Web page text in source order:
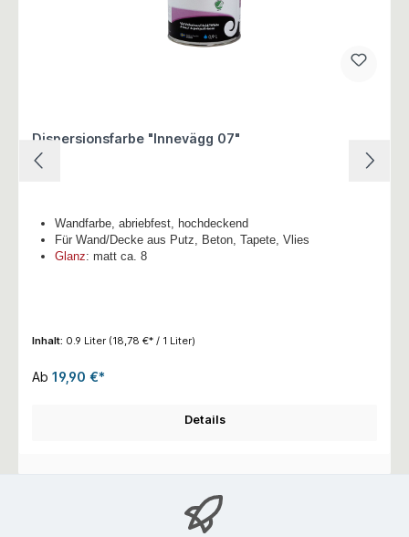
Dispersionsfarbe "Innevägg 07"
Wandfarbe, abriebfest, hochdeckend
Für Wand/Decke aus Putz, Beton, Tapete, Vlies
Glanz: matt ca. 8
Inhalt: 0.9 Liter (18,78 €* / 1 Liter)
Ab 19,90 €*
Details